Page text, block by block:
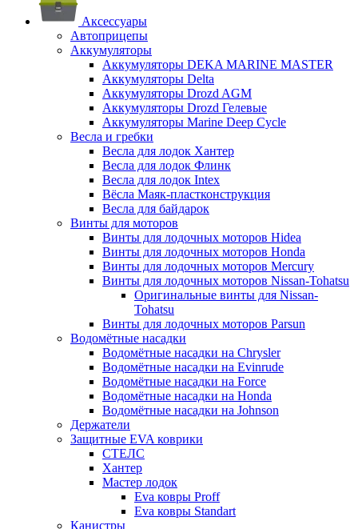
Аксессуары
Автоприцепы
Аккумуляторы
Аккумуляторы DEKA MARINE MASTER
Аккумуляторы Delta
Аккумуляторы Drozd AGM
Аккумуляторы Drozd Гелевые
Аккумуляторы Marine Deep Cycle
Весла и гребки
Весла для лодок Хантер
Весла для лодок Флинк
Весла для лодок Intex
Вёсла Маяк-пластконструкция
Весла для байдарок
Винты для моторов
Винты для лодочных моторов Hidea
Винты для лодочных моторов Honda
Винты для лодочных моторов Mercury
Винты для лодочных моторов Nissan-Tohatsu
Оригинальные винты для Nissan-
Tohatsu
Винты для лодочных моторов Parsun
Водомётные насадки
Водомётные насадки на Chrysler
Водомётные насадки на Evinrude
Водомётные насадки на Force
Водомётные насадки на Honda
Водомётные насадки на Johnson
Держатели
Защитные EVA коврики
СТЕЛС
Хантер
Мастер лодок
Eva ковры Proff
Eva ковры Standart
Канистры